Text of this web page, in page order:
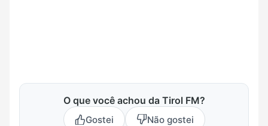
O que você achou da Tirol FM?
Gostei Não gostei